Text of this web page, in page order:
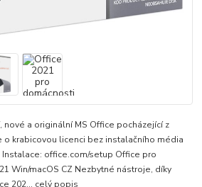
a originální MS Office pocházející z
o krabicovou licenci bez instalačního média
office.com/setup Office pro
Win/macOS CZ Nezbytné nástroje, díky
202... celý popis